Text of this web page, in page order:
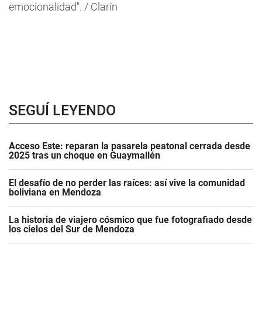
emocionalidad". / Clarín
SEGUÍ LEYENDO
Acceso Este: reparan la pasarela peatonal cerrada desde
2025 tras un choque en Guaymallén
El desafío de no perder las raíces: así vive la comunidad
boliviana en Mendoza
La historia de viajero cósmico que fue fotografiado desde
los cielos del Sur de Mendoza